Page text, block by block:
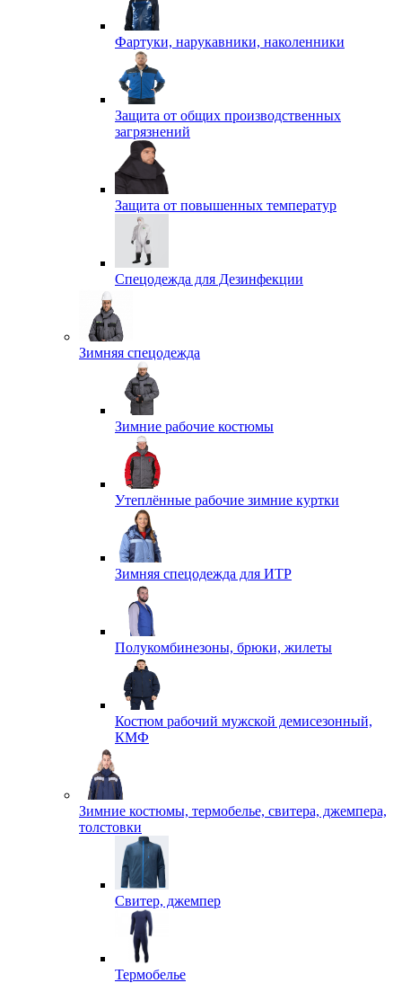
Фартуки, нарукавники, наколенники
Защита от общих производственных
загрязнений
Защита от повышенных температур
Спецодежда для Дезинфекции
Зимняя спецодежда
Зимние рабочие костюмы
Утеплённые рабочие зимние куртки
Зимняя спецодежда для ИТР
Полукомбинезоны, брюки, жилеты
Костюм рабочий мужской демисезонный,
КМФ
Зимние костюмы, термобелье, свитера, джемпера,
толстовки
Свитер, джемпер
Термобелье